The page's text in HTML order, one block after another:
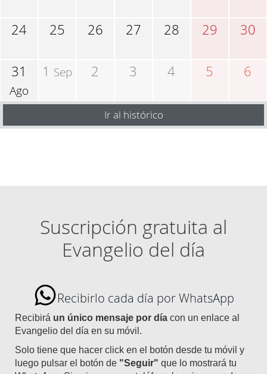
24 25 26 27 28 29 30
31
Ago
1 Sep 2 3 4 5 6
Ir al histórico
Suscripción gratuita al
Evangelio del día
Recibirlo cada día por WhatsApp
Recibirá un único mensaje por día con un enlace al
Evangelio del día en su móvil.
Solo tiene que hacer click en el botón desde tu móvil y
luego pulsar el botón de "Seguir" que lo mostrará tu